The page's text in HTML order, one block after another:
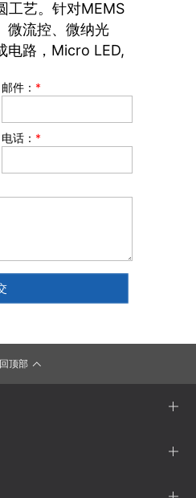
工艺。针对MEMS
微流控、微纳光
电路，Micro LED,
邮件： *
电话： *
顶部